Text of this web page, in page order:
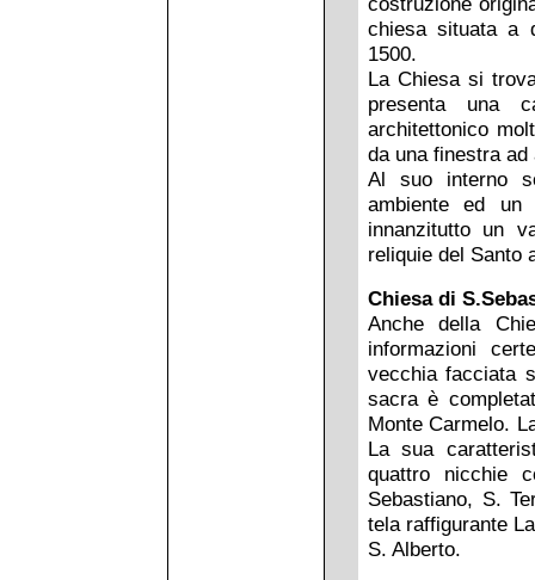
chiesa situata a
1500.
La Chiesa si
presenta una
architettonico
da una finestra ad
Al suo interno
ambiente ed un
innanzitutto un
reliquie del Santo
Chiesa di
Anche della
informazioni
vecchia facciata
sacra è
Monte Carmelo.
La sua
quattro nicchie
Sebastiano, S.
tela raffigurante
S. Alberto.